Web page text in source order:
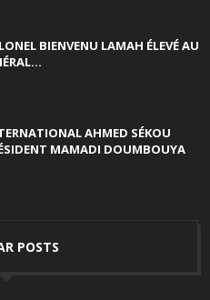
BIENVENU LAMAH ÉLEVÉ AU
AHMED SÉKOU
MAMADI DOUMBOUYA
POSTS